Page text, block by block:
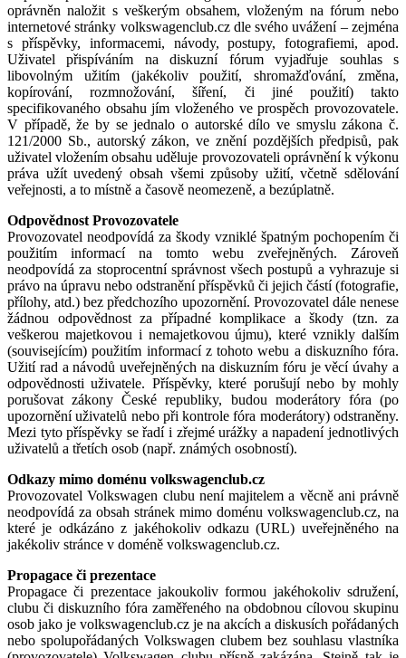
oprávněn naložit s veškerým obsahem, vloženým na fórum nebo
internetové stránky volkswagenclub.cz dle svého uvážení – zejména
s příspěvky, informacemi, návody, postupy, fotografiemi, apod.
Uživatel přispíváním na diskuzní fórum vyjadřuje souhlas s
libovolným užitím (jakékoliv použití, shromažďování, změna,
kopírování, rozmnožování, šíření, či jiné použití) takto
specifikovaného obsahu jím vloženého ve prospěch provozovatele.
V případě, že by se jednalo o autorské dílo ve smyslu zákona č.
121/2000 Sb., autorský zákon, ve znění pozdějších předpisů, pak
uživatel vložením obsahu uděluje provozovateli oprávnění k výkonu
práva užít uvedený obsah všemi způsoby užití, včetně sdělování
veřejnosti, a to místně a časově neomezeně, a bezúplatně.
Odpovědnost Provozovatele
Provozovatel neodpovídá za škody vzniklé špatným pochopením či
použitím informací na tomto webu zveřejněných. Zároveň
neodpovídá za stoprocentní správnost všech postupů a vyhrazuje si
právo na úpravu nebo odstranění příspěvků či jejich částí (fotografie,
přílohy, atd.) bez předchozího upozornění. Provozovatel dále nenese
žádnou odpovědnost za případné komplikace a škody (tzn. za
veškerou majetkovou i nemajetkovou újmu), které vznikly dalším
(souvisejícím) použitím informací z tohoto webu a diskuzního fóra.
Užití rad a návodů uveřejněných na diskuzním fóru je věcí úvahy a
odpovědnosti uživatele. Příspěvky, které porušují nebo by mohly
porušovat zákony České republiky, budou moderátory fóra (po
upozornění uživatelů nebo při kontrole fóra moderátory) odstraněny.
Mezi tyto příspěvky se řadí i zřejmé urážky a napadení jednotlivých
uživatelů a třetích osob (např. známých osobností).
Odkazy mimo doménu volkswagenclub.cz
Provozovatel Volkswagen clubu není majitelem a věcně ani právně
neodpovídá za obsah stránek mimo doménu volkswagenclub.cz, na
které je odkázáno z jakéhokoliv odkazu (URL) uveřejněného na
jakékoliv stránce v doméně volkswagenclub.cz.
Propagace či prezentace
Propagace či prezentace jakoukoliv formou jakéhokoliv sdružení,
clubu či diskuzního fóra zaměřeného na obdobnou cílovou skupinu
osob jako je volkswagenclub.cz je na akcích a diskusích pořádaných
nebo spolupořádaných Volkswagen clubem bez souhlasu vlastníka